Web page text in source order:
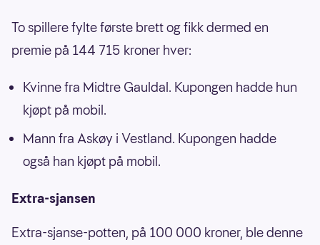
To spillere fylte første brett og fikk dermed en
premie på 144 715 kroner hver:
Kvinne fra Midtre Gauldal. Kupongen hadde hun
kjøpt på mobil.
Mann fra Askøy i Vestland. Kupongen hadde
også han kjøpt på mobil.
Extra-sjansen
Extra-sjanse-potten, på 100 000 kroner, ble denne